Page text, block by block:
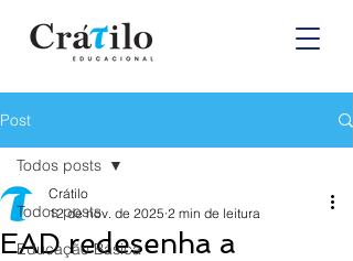
Post
Todos posts
Educação Básica
Todos posts
EAD redesenha a
Crátilo
12 de nov. de 2025 2 min de leitura